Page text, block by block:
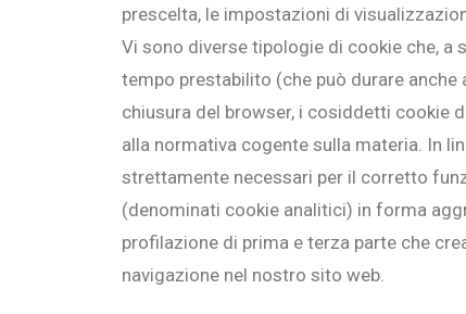
prescelta, le impostazioni di
Vi sono diverse tipologie di cookie che,
tempo prestabilito (che può durare
chiusura del browser, i cosiddetti cookie
alla normativa cogente sulla materia. In
strettamente necessari per il corretto
(denominati cookie analitici) in forma
profilazione di prima e terza parte che
navigazione nel nostro sito web.